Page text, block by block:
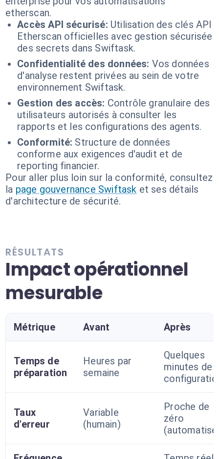
etherscan.
Accès API sécurisé: Utilisation des clés API
Etherscan officielles avec gestion sécurisée
des secrets dans Swiftask.
Confidentialité des données: Vos données
d'analyse restent privées au sein de votre
environnement Swiftask.
Gestion des accès: Contrôle granulaire des
utilisateurs autorisés à consulter les
rapports et les configurations des agents.
Conformité: Structure de données
conforme aux exigences d'audit et de
reporting financier.
Pour aller plus loin sur la conformité, consultez
la page gouvernance Swiftask et ses détails
d'architecture de sécurité.
RÉSULTATS
Impact opérationnel
mesurable
Métrique Avant Après
Temps de
préparation
Heures par
semaine
Quelques
minutes de
Taux
d'erreur
Variable
(humain)
Proche de
zéro